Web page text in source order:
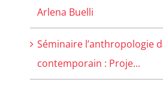
Arlena Buelli
Séminaire l’anthropologie
contemporain : Proje...